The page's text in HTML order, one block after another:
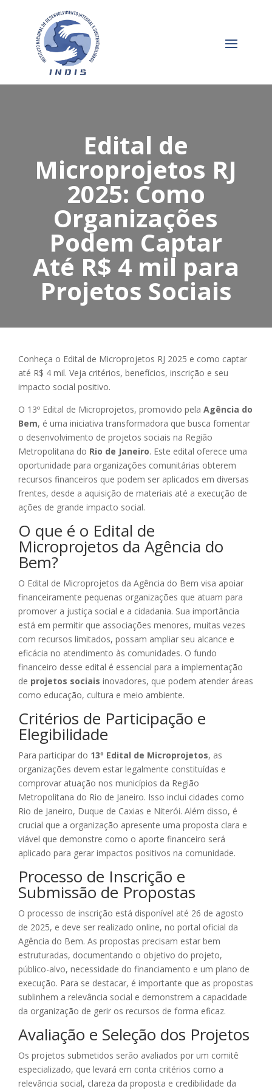
Edital de
Microprojetos RJ
2025: Como
Organizações
Podem Captar
Até R$ 4 mil para
Projetos Sociais
Conheça o Edital de Microprojetos RJ 2025 e como captar
até R$ 4 mil. Veja critérios, benefícios, inscrição e seu
impacto social positivo.
O 13º Edital de Microprojetos, promovido pela Agência do
Bem, é uma iniciativa transformadora que busca fomentar
o desenvolvimento de projetos sociais na Região
Metropolitana do Rio de Janeiro. Este edital oferece uma
oportunidade para organizações comunitárias obterem
recursos financeiros que podem ser aplicados em diversas
frentes, desde a aquisição de materiais até a execução de
ações de grande impacto social.
O que é o Edital de
Microprojetos da Agência do
Bem?
O Edital de Microprojetos da Agência do Bem visa apoiar
financeiramente pequenas organizações que atuam para
promover a justiça social e a cidadania. Sua importância
está em permitir que associações menores, muitas vezes
com recursos limitados, possam ampliar seu alcance e
eficácia no atendimento às comunidades. O fundo
financeiro desse edital é essencial para a implementação
de projetos sociais inovadores, que podem atender áreas
como educação, cultura e meio ambiente.
Critérios de Participação e
Elegibilidade
Para participar do 13º Edital de Microprojetos, as
organizações devem estar legalmente constituídas e
comprovar atuação nos municípios da Região
Metropolitana do Rio de Janeiro. Isso inclui cidades como
Rio de Janeiro, Duque de Caxias e Niterói. Além disso, é
crucial que a organização apresente uma proposta clara e
viável que demonstre como o aporte financeiro será
aplicado para gerar impactos positivos na comunidade.
Processo de Inscrição e
Submissão de Propostas
O processo de inscrição está disponível até 26 de agosto
de 2025, e deve ser realizado online, no portal oficial da
Agência do Bem. As propostas precisam estar bem
estruturadas, documentando o objetivo do projeto,
público-alvo, necessidade do financiamento e um plano de
execução. Para se destacar, é importante que as propostas
sublinhem a relevância social e demonstrem a capacidade
da organização de gerir os recursos de forma eficaz.
Avaliação e Seleção dos Projetos
Os projetos submetidos serão avaliados por um comitê
especializado, que levará em conta critérios como a
relevância social, clareza da proposta e credibilidade da